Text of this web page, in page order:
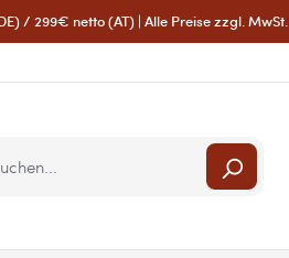
/ 299€ netto (AT) | Alle Preise zzgl. MwSt.